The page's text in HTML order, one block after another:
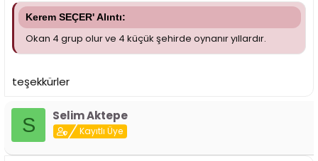
Kerem SEÇER' Alıntı:
Okan 4 grup olur ve 4 küçük şehirde oynanır yıllardır.
teşekkürler
S Selim Aktepe
Kayıtlı Üye